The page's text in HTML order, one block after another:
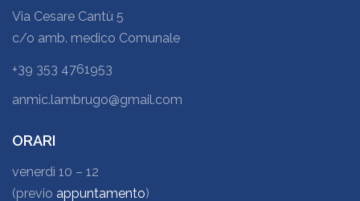
Via Cesare Cantù 5
c/o amb. medico Comunale
+39 353 4761953
anmic.lambrugo@gmail.com
ORARI
venerdì 10 – 12
(previo appuntamento)